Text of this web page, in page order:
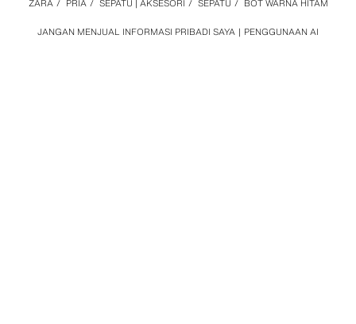
JANGAN MENJUAL INFORMASI PRIBADI SAYA PENGGUNAAN AI
ZARA / PRIA / SEPATU | AKSESORI / SEPATU / BOT WARNA HITAM